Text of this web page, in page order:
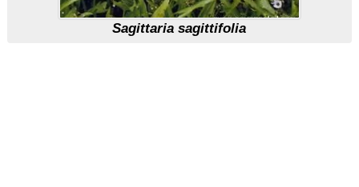
Sagittaria sagittifolia